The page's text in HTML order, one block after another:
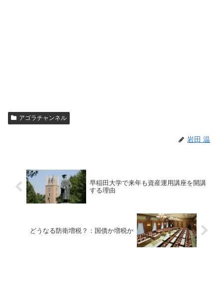
アゴラチャンネル
岩田 温
早稲田大学で来年も資産運用講座を開講
する理由
どうなる防衛増税？：国債か増税か